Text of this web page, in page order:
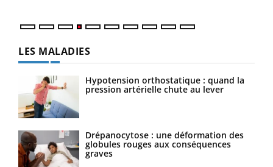
LES MALADIES
Hypotension orthostatique : quand la
pression artérielle chute au lever
Drépanocytose : une déformation des
globules rouges aux conséquences
graves